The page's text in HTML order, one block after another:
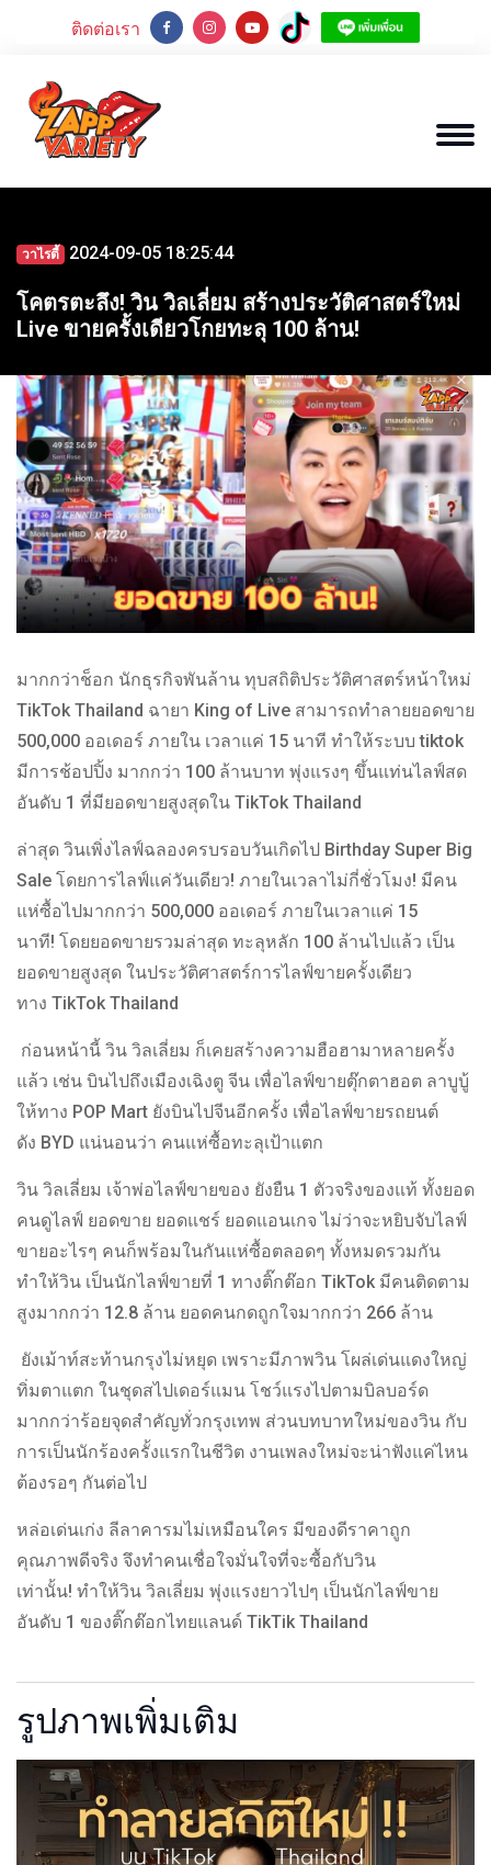
ติดต่อเรา
วาไรตี้ 2024-09-05 18:25:44
โคตรตะลึง! วิน วิลเลี่ยม สร้างประวัติศาสตร์ใหม่
Live ขายครั้งเดียวโกยทะลุ 100 ล้าน!
มากกว่าช็อก นักธุรกิจพันล้าน ทุบสถิติประวัติศาสตร์หน้าใหม่
TikTok Thailand ฉายา King of Live สามารถทำลายยอดขาย
500,000 ออเดอร์ ภายใน เวลาแค่ 15 นาที ทำให้ระบบ tiktok
มีการช้อปปิ้ง มากกว่า 100 ล้านบาท พุ่งแรงๆ ขึ้นแท่นไลฟ์สด
อันดับ 1 ที่มียอดขายสูงสุดใน TikTok Thailand
ล่าสุด วินเพิ่งไลฟ์ฉลองครบรอบวันเกิดไป Birthday Super Big
Sale โดยการไลฟ์แค่วันเดียว! ภายในเวลาไม่กี่ชั่วโมง! มีคน
แห่ซื้อไปมากกว่า 500,000 ออเดอร์ ภายในเวลาแค่ 15
นาที! โดยยอดขายรวมล่าสุด ทะลุหลัก 100 ล้านไปแล้ว เป็น
ยอดขายสูงสุด ในประวัติศาสตร์การไลฟ์ขายครั้งเดียว
ทาง TikTok Thailand
ก่อนหน้านี้ วิน วิลเลี่ยม ก็เคยสร้างความฮือฮามาหลายครั้ง
แล้ว เช่น บินไปถึงเมืองเฉิงตู จีน เพื่อไลฟ์ขายตุ๊กตาฮอต ลาบูบู้
ให้ทาง POP Mart ยังบินไปจีนอีกครั้ง เพื่อไลฟ์ขายรถยนต์
ดัง BYD แน่นอนว่า คนแห่ซื้อทะลุเป้าแตก
วิน วิลเลี่ยม เจ้าพ่อไลฟ์ขายของ ยังยืน 1 ตัวจริงของแท้ ทั้งยอด
คนดูไลฟ์ ยอดขาย ยอดแชร์ ยอดแอนเกจ ไม่ว่าจะหยิบจับไลฟ์
ขายอะไรๆ คนก็พร้อมในกันแห่ซื้อตลอดๆ ทั้งหมดรวมกัน
ทำให้วิน เป็นนักไลฟ์ขายที่ 1 ทางติ๊กต๊อก TikTok มีคนติดตาม
สูงมากกว่า 12.8 ล้าน ยอดคนกดถูกใจมากกว่า 266 ล้าน
ยังเม้าท์สะท้านกรุงไม่หยุด เพราะมีภาพวิน โผล่เด่นแดงใหญ่
ทิ่มตาแตก ในชุดสไปเดอร์แมน โชว์แรงไปตามบิลบอร์ด
มากกว่าร้อยจุดสำคัญทั่วกรุงเทพ ส่วนบทบาทใหม่ของวิน กับ
การเป็นนักร้องครั้งแรกในชีวิต งานเพลงใหม่จะน่าฟังแค่ไหน
ต้องรอๆ กันต่อไป
หล่อเด่นเก่ง ลีลาคารมไม่เหมือนใคร มีของดีราคาถูก
คุณภาพดีจริง จึงทำคนเชื่อใจมั่นใจที่จะซื้อกับวิน
เท่านั้น! ทำให้วิน วิลเลี่ยม พุ่งแรงยาวไปๆ เป็นนักไลฟ์ขาย
อันดับ 1 ของติ๊กต๊อกไทยแลนด์ TikTik Thailand
รูปภาพเพิ่มเติม